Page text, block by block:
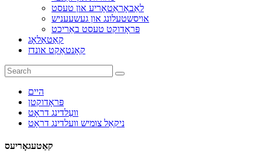
לאַבאָראַטאָריע און טעסט
אויסשטעלונג און געשעעניש
פּראָדוקט טעסט באַריכט
קאַטאַלאָג
קאָנטאַקט אונדז
היים
פּראָדוקטן
וועַלדינג דראָט
ניקאַל צומיש וועלדינג דראָט
קאַטעגאָריעס